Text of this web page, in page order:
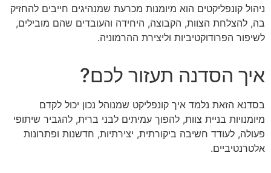
ניהול קונפליקטים הוא מיומנות מכרעת שמנהיגים חייבים להחזיק
בה, להצלחת הצוות, הקבוצה, היחידה והעובדים שהם מובילים,
לשיפור הפרודוקטיביות וליצירת ההרמוניה.
איך הסדנה תעזור לכם?
בסדנא הזאת נלמד איך קונפליקט שמנוהל נכון יכול לקדם
מיומנויות בניית צוות, להפוך עמיתים לבני ברית, להגביר שיתופי
פעולה, לעודד חשיבה ביקורתית, יצירתיות, חדשנות ופתרונות
אלטרנטיביים.